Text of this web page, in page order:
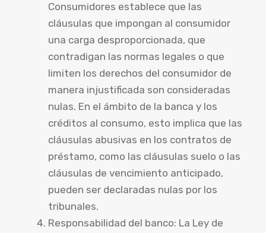
Consumidores establece que las
cláusulas que impongan al consumidor
una carga desproporcionada, que
contradigan las normas legales o que
limiten los derechos del consumidor de
manera injustificada son consideradas
nulas. En el ámbito de la banca y los
créditos al consumo, esto implica que las
cláusulas abusivas en los contratos de
préstamo, como las cláusulas suelo o las
cláusulas de vencimiento anticipado,
pueden ser declaradas nulas por los
tribunales.
Responsabilidad del banco: La Ley de